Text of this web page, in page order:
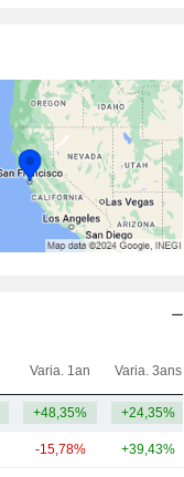
Varia. 1an Varia. 3ans
+48,35% +24,35%
-15,78% +39,43%